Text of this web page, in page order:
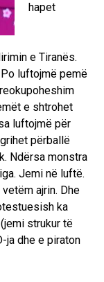
hapet
e Tiranës.
luftojmë pemë
e shtrohet
luftojmë për
përballë
Ndërsa monstra
Jemi në luftë.
ajrin. Dhe
ka
strukur të
ja dhe e piraton